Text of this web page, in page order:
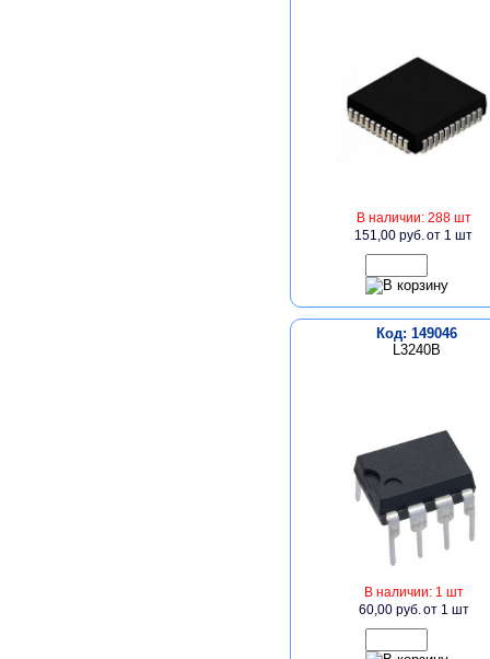
В наличии: 288 шт
151,00 руб.от 1 шт
Код: 149046
L3240B
В наличии: 1 шт
60,00 руб.от 1 шт